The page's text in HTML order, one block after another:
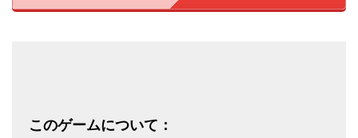
このゲームについて：